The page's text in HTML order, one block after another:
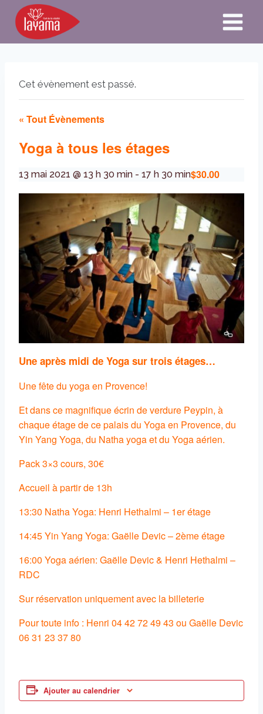
Aller
contenu
Cet évènement est passé.
« Tout Évènements
Yoga à tous les étages
13 mai 2021 @ 13 h 30 min - 17 h 30 min$30.00
Une après midi de Yoga sur trois étages…
Une fête du yoga en Provence!
Et dans ce magnifique écrin de verdure Peypin, à
chaque étage de ce palais du Yoga en Provence, du
Yin Yang Yoga, du Natha yoga et du Yoga aérien.
Pack 3×3 cours, 30€
Accueil à partir de 13h
13:30 Natha Yoga: Henri Hethalmi – 1er étage
14:45 Yin Yang Yoga: Gaëlle Devic – 2ème étage
16:00 Yoga aérien: Gaëlle Devic & Henri Hethalmi –
RDC
Sur réservation uniquement avec la billeterie
Pour toute info : Henri 04 42 72 49 43 ou Gaëlle Devic
06 31 23 37 80
Ajouter au calendrier